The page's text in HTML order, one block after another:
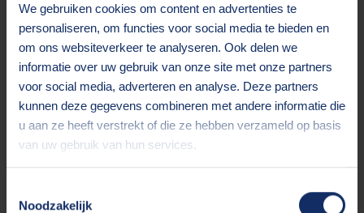
We gebruiken cookies om content en advertenties te
personaliseren, om functies voor social media te bieden en
om ons websiteverkeer te analyseren. Ook delen we
informatie over uw gebruik van onze site met onze partners
voor social media, adverteren en analyse. Deze partners
kunnen deze gegevens combineren met andere informatie die
u aan ze heeft verstrekt of die ze hebben verzameld op basis
van uw gebruik van hun services.
Noodzakelijk
Sanne van der Meulen
MSP Consultant
nijkerk@circle8.nl
Bel mij op +31 6 12 63 74 68
Voornaam*